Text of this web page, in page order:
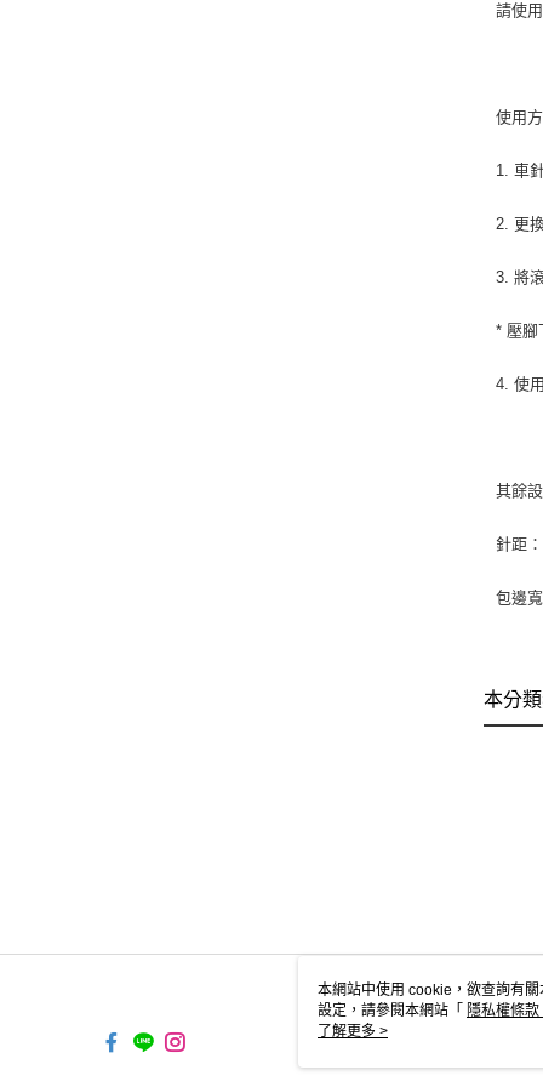
請使
使用
1. 車
2. 更
3. 將
* 壓腳
4. 使
其餘
針距
包邊
本分
本網站中使用 cookie，欲查詢有
設定，請參閱本網站「 隱私權條款
使用 cookie。
了解更多 >